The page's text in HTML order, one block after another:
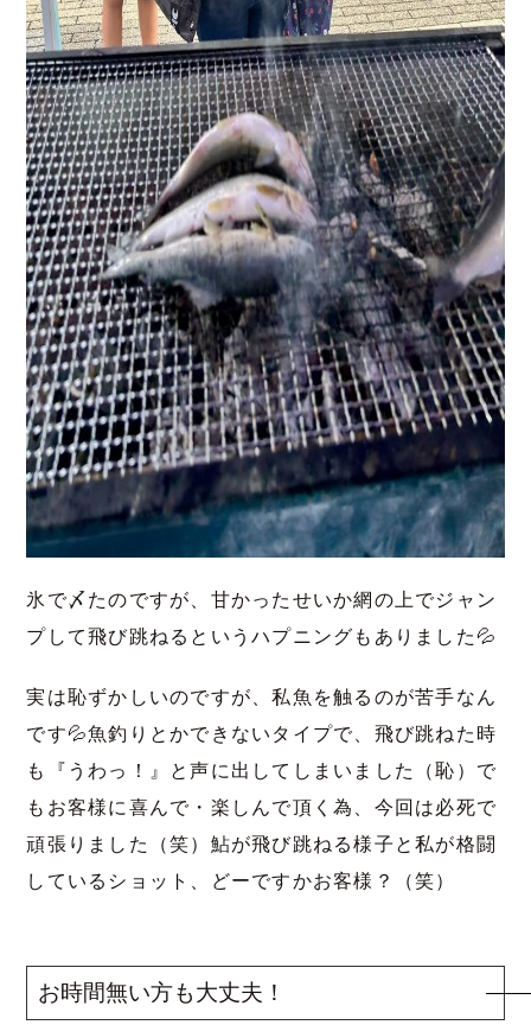
氷で〆たのですが、甘かったせいか網の上でジャン
プして飛び跳ねるというハプニングもありました💦
実は恥ずかしいのですが、私魚を触るのが苦手なん
です💦魚釣りとかできないタイプで、飛び跳ねた時
も『うわっ！』と声に出してしまいました（恥）で
もお客様に喜んで・楽しんで頂く為、今回は必死で
頑張りました（笑）鮎が飛び跳ねる様子と私が格闘
しているショット、どーですかお客様？（笑）
お時間無い方も大丈夫！